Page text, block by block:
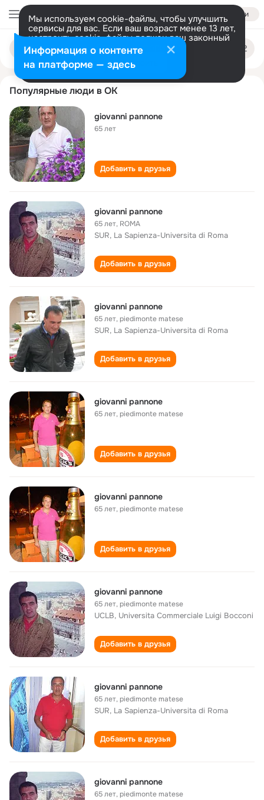
Войти
Мы используем cookie-файлы, чтобы улучшить
сервисы для вас. Если ваш возраст менее 13 лет,
настроить cookie-файлы должен ваш законный
представитель. Больше информации
Разрешить все Настроить
Поиск
людям
giovanni pannone
Популярные люди в ОК
giovanni pannone
65 лет
Добавить в друзья
giovanni pannone
65 лет, ROMA
SUR, La Sapienza-Universita di Roma
Добавить в друзья
giovanni pannone
65 лет,piedimonte matese
SUR, La Sapienza-Universita di Roma
Добавить в друзья
giovanni pannone
65 лет,piedimonte matese
Добавить в друзья
giovanni pannone
65 лет,piedimonte matese
Добавить в друзья
giovanni pannone
65 лет,piedimonte matese
UCLB, Universita Commerciale Luigi Bocconi
Добавить в друзья
giovanni pannone
65 лет,piedimonte matese
SUR, La Sapienza-Universita di Roma
Добавить в друзья
giovanni pannone
65 лет,piedimonte matese
Информация о контенте
на платформе — здесь